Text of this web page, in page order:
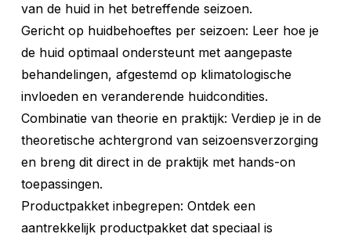
van de huid in het betreffende seizoen.
Gericht op huidbehoeftes per seizoen: Leer hoe je
de huid optimaal ondersteunt met aangepaste
behandelingen, afgestemd op klimatologische
invloeden en veranderende huidcondities.
Combinatie van theorie en praktijk: Verdiep je in de
theoretische achtergrond van seizoensverzorging
en breng dit direct in de praktijk met hands-on
toepassingen.
Productpakket inbegrepen: Ontdek een
aantrekkelijk productpakket dat speciaal is